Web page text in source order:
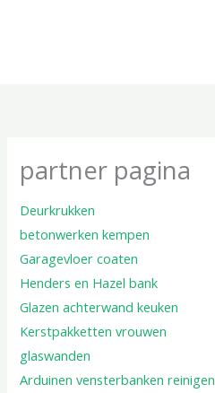
partner pagina
Deurkrukken
betonwerken kempen
Garagevloer coaten
Henders en Hazel bank
Glazen achterwand keuken
Kerstpakketten vrouwen
glaswanden
Arduinen vensterbanken reinigen